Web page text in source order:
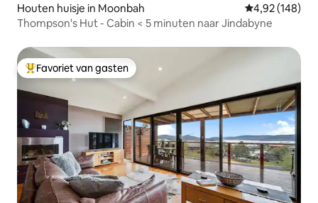
Houten huisje in Moonbah Gemiddelde
4,92 (148)
Thompson's Hut - Cabin < 5 minuten naar Jindabyne
Topfavoriet van gasten
Favoriet van gasten